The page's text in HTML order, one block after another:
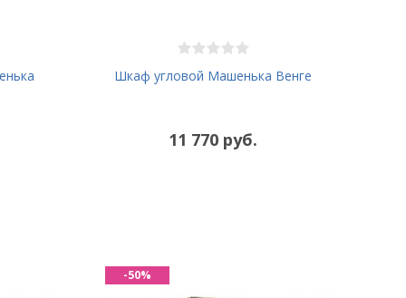
Шкаф угловой Машенька Венге
11 770 руб.
-50%